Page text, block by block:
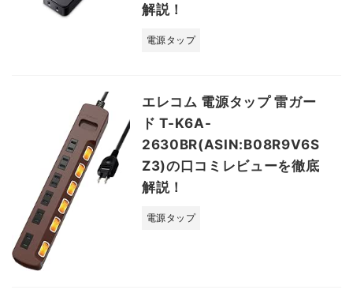
解説！
電源タップ
エレコム 電源タップ 雷ガー
ド T-K6A-
2630BR(ASIN:B08R9V6S
Z3)の口コミレビューを徹底
解説！
電源タップ